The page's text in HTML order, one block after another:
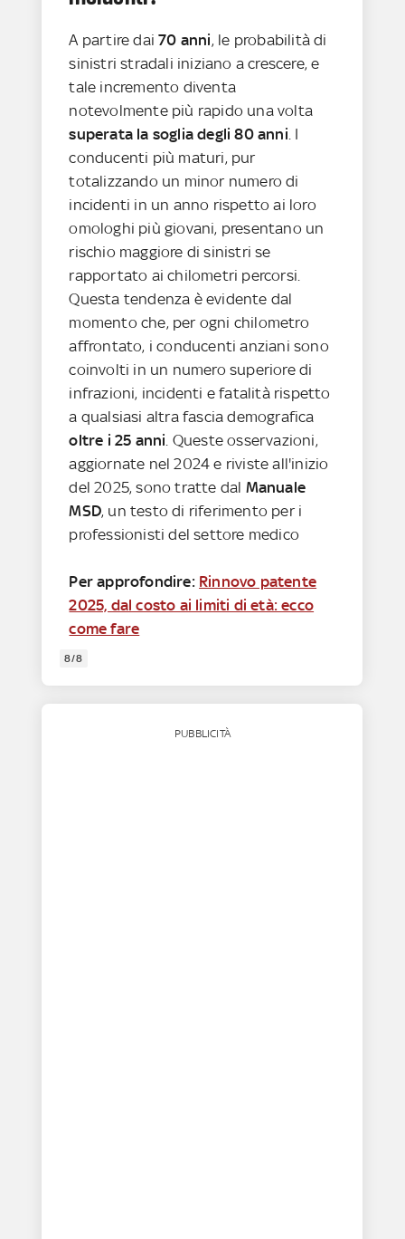
A partire dai70 anni, le probabilità di
sinistri stradali iniziano a crescere, e
tale incremento diventa
notevolmente più rapido una volta
superata la soglia degli 80 anni . I
conducenti più maturi, pur
totalizzando un minor numero di
incidenti in un anno rispetto ai loro
omologhi più giovani, presentano un
rischio maggiore di sinistri se
rapportato ai chilometri percorsi.
Questa tendenza è evidente dal
momento che, per ogni chilometro
affrontato, i conducenti anziani sono
coinvolti in un numero superiore di
infrazioni, incidenti e fatalità rispetto
a qualsiasi altra fascia demografica
oltre i 25 anni . Queste osservazioni,
aggiornate nel 2024 e riviste all'inizio
del 2025, sono tratte dal Manuale
MSD, un testo di riferimento per i
professionisti del settore medico
Per approfondire: Rinnovo patente
2025, dal costo ai limiti di età: ecco
come fare
8/8
PUBBLICITÀ